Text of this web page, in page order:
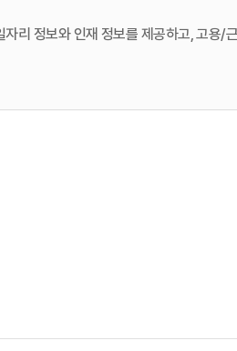
리 정보와 인재 정보를 제공하고, 고용/